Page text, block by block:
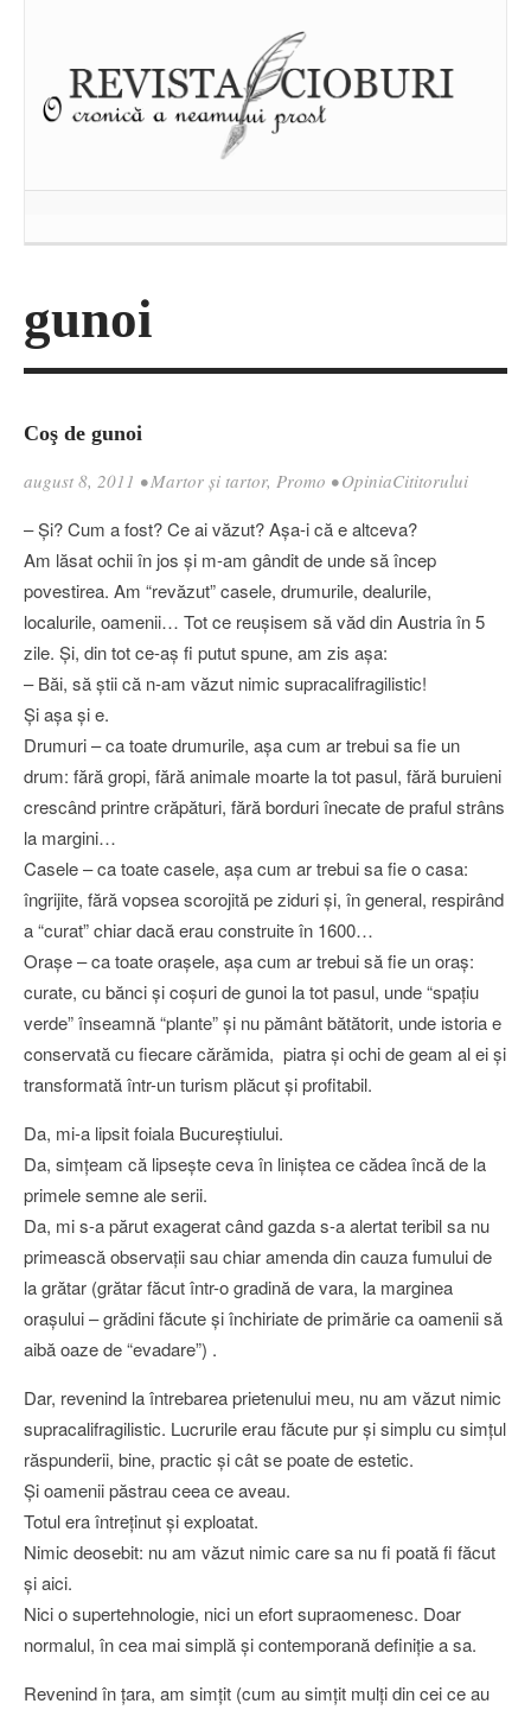
gunoi
Coş de gunoi
august 8, 2011 •Martor şi tartor, Promo •OpiniaCititorului
– Şi? Cum a fost? Ce ai văzut? Aşa-i că e altceva?
Am lăsat ochii în jos şi m-am gândit de unde să încep
povestirea. Am “revăzut” casele, drumurile, dealurile,
localurile, oamenii… Tot ce reuşisem să văd din Austria în 5
zile. Şi, din tot ce-aş fi putut spune, am zis aşa:
– Băi, să ştii că n-am văzut nimic supracalifragilistic!
Şi aşa şi e.
Drumuri – ca toate drumurile, aşa cum ar trebui sa fie un
drum: fără gropi, fără animale moarte la tot pasul, fără buruieni
crescând printre crăpături, fără borduri înecate de praful strâns
la margini…
Casele – ca toate casele, aşa cum ar trebui sa fie o casa:
îngrijite, fără vopsea scorojită pe ziduri şi, în general, respirând
a “curat” chiar dacă erau construite în 1600…
Oraşe – ca toate oraşele, aşa cum ar trebui să fie un oraş:
curate, cu bănci şi coşuri de gunoi la tot pasul, unde “spaţiu
verde” înseamnă “plante” şi nu pământ bătătorit, unde istoria e
conservată cu fiecare cărămida, piatra şi ochi de geam al ei şi
transformată într-un turism plăcut şi profitabil.
Da, mi-a lipsit foiala Bucureştiului.
Da, simţeam că lipseşte ceva în liniştea ce cădea încă de la
primele semne ale serii.
Da, mi s-a părut exagerat când gazda s-a alertat teribil sa nu
primească observaţii sau chiar amenda din cauza fumului de
la grătar (grătar făcut într-o gradină de vara, la marginea
oraşului – grădini făcute şi închiriate de primărie ca oamenii să
aibă oaze de “evadare”) .
Dar, revenind la întrebarea prietenului meu, nu am văzut nimic
supracalifragilistic. Lucrurile erau făcute pur şi simplu cu simţul
răspunderii, bine, practic şi cât se poate de estetic.
Şi oamenii păstrau ceea ce aveau.
Totul era întreţinut şi exploatat.
Nimic deosebit: nu am văzut nimic care sa nu fi poată fi făcut
şi aici.
Nici o supertehnologie, nici un efort supraomenesc. Doar
normalul, în cea mai simplă şi contemporană definiţie a sa.
Revenind în ţara, am simţit (cum au simţit mulţi din cei ce au